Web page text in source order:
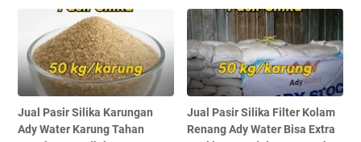
Jual Pasir Silika Karungan
Ady Water Karung Tahan
Jual Pasir Silika Filter Kolam
Renang Ady Water Bisa Extra